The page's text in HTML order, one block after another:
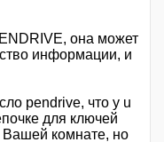
она может
информации, и
pendrive, что у u
для ключей
Вашей комнате, но